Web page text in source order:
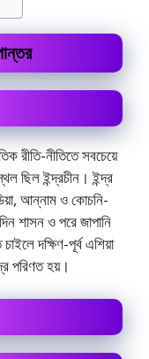
রীতি-নীতিতে সবচেয়ে
ছিল ইন্দ্রচীন। ইন্দ্র
আন্নাম ও কোচনি-
শাসন ও পরে জাপানি
দক্ষিণ-পূর্ব এশিয়া
পরিণত হয়।